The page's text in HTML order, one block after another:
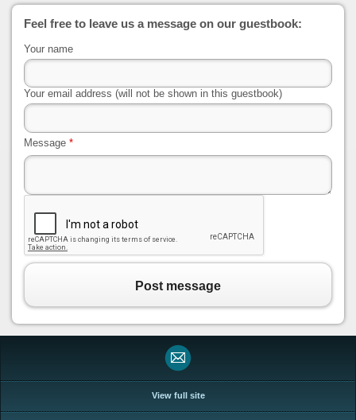
Feel free to leave us a message on our guestbook:
Your name
Your email address (will not be shown in this guestbook)
Message *
Post message
View full site